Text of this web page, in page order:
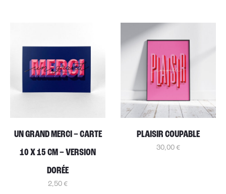
UN GRAND MERCI – CARTE
10 X 15 CM – VERSION
DORÉE
2,50 €
PLAISIR COUPABLE
30,00 €